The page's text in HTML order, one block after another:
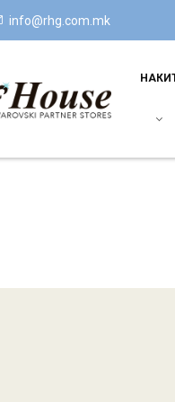
info@rhg.com.mk